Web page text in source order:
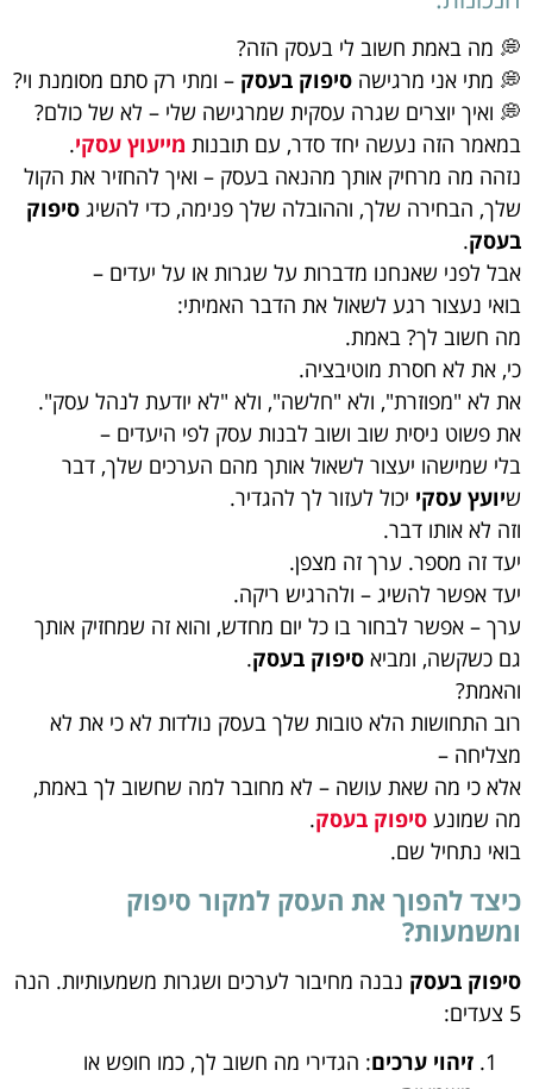
💭 מה באמת חשוב לי בעסק הזה?
💭 מתי אני מרגישה סיפוק בעסק – ומתי רק סתם מסומנת וי?
💭 ואיך יוצרים שגרה עסקית שמרגישה שלי – לא של כולם?
במאמר הזה נעשה יחד סדר, עם תובנות מייעוץ עסקי.
נזהה מה מרחיק אותך מהנאה בעסק – ואיך להחזיר את הקול
שלך, הבחירה שלך, וההובלה שלך פנימה, כדי להשיג סיפוק
בעסק.
אבל לפני שאנחנו מדברות על שגרות או על יעדים –
בואי נעצור רגע לשאול את הדבר האמיתי:
מה חשוב לך? באמת.
כי, את לא חסרת מוטיבציה.
את לא "מפוזרת", ולא "חלשה", ולא "לא יודעת לנהל עסק".
את פשוט ניסית שוב ושוב לבנות עסק לפי היעדים –
בלי שמישהו יעצור לשאול אותך מהם הערכים שלך, דבר
שיועץ עסקי יכול לעזור לך להגדיר.
וזה לא אותו דבר.
יעד זה מספר. ערך זה מצפן.
יעד אפשר להשיג – ולהרגיש ריקה.
ערך – אפשר לבחור בו כל יום מחדש, והוא זה שמחזיק אותך
גם כשקשה, ומביא סיפוק בעסק.
והאמת?
רוב התחושות הלא טובות שלך בעסק נולדות לא כי את לא
מצליחה –
אלא כי מה שאת עושה – לא מחובר למה שחשוב לך באמת,
מה שמונע סיפוק בעסק.
בואי נתחיל שם.
כיצד להפוך את העסק למקור סיפוק
ומשמעות?
סיפוק בעסק נבנה מחיבור לערכים ושגרות משמעותיות. הנה
5 צעדים:
זיהוי ערכים: הגדירי מה חשוב לך, כמו חופש או